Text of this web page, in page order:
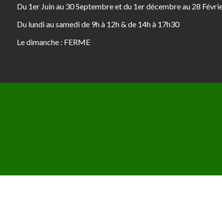
Du 1er Juin au 30 Septembre et du 1er décembre au 28
Du lundi au samedi de 9h à 12h & de 14h à 17h30
Le dimanche : FERME